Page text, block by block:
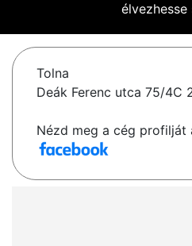
élvezhesse
Tolna
Deák Ferenc utca 75/4C
Nézd meg a cég profilját